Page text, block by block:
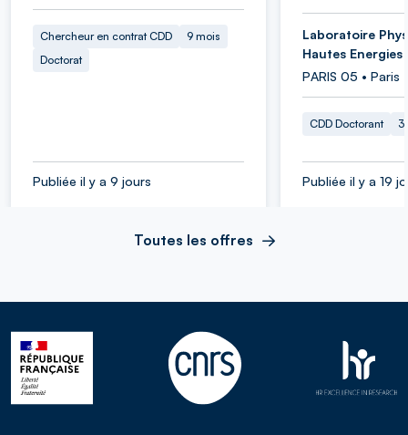
Chercheur en contrat CDD
9 mois
Doctorat
Publiée il y a 9 jours
Laboratoire
Hautes Energies
PARIS 05 • Paris
CDD Doctorant
Publiée il y a 19
Toutes les offres